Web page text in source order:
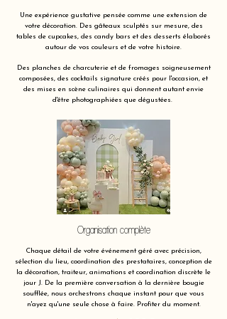
Une expérience gustative pensée comme une extension de
votre décoration. Des gâteaux sculptés sur mesure, des
tables de cupcakes, des candy bars et des desserts élaborés
autour de vos couleurs et de votre histoire.
Des planches de charcuterie et de fromages soigneusement
composées, des cocktails signature créés pour l'occasion, et
des mises en scène culinaires qui donnent autant envie
d'être photographiées que dégustées.
Organisation complète
Chaque détail de votre événement géré avec précision,
sélection du lieu, coordination des prestataires, conception de
la décoration, traiteur, animations et coordination discrète le
jour J. De la première conversation à la dernière bougie
soufflée, nous orchestrons chaque instant pour que vous
n'ayez qu'une seule chose à faire. Profiter du moment.